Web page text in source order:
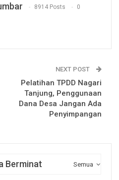
8914 Posts 0
NEXT POST
Pelatihan TPDD Nagari
Tanjung, Penggunaan
Dana Desa Jangan Ada
Penyimpangan
Semua
Berminat